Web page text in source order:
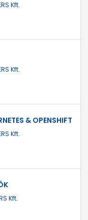
Kft.
Kft.
& OPENSHIFT
Kft.
Kft.